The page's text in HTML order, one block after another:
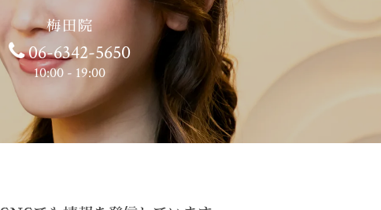
梅田院
06-6342-5650
10:00 - 19:00